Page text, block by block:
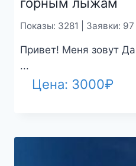
Показы: 3281 | Заявки: 97
Привет! Меня зовут
...
Цена: 3000₽